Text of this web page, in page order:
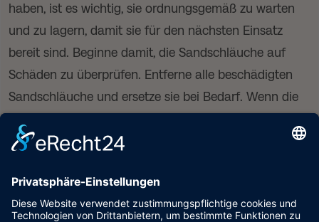
haben, ist es wichtig, sie ordnungsgemäß zu warten
und zu lagern, damit sie für den nächsten Einsatz
bereit sind. Beginne damit, die Sandschläuche auf
Schäden zu überprüfen. Entferne alle beschädigten
Sandschläuche und ersetze sie bei Bedarf. Wenn die
Sand aus und reinige sie gründlich, um Schimmel und
trocknen, bevor du sie faltest oder rollst, um sie zu
lagern. Bewahre die Sandschläuche an einem